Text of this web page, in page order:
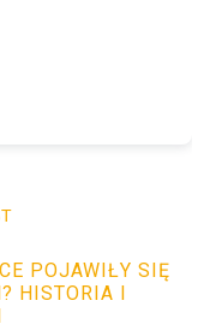
POJAWIŁY SIĘ
HISTORIA I